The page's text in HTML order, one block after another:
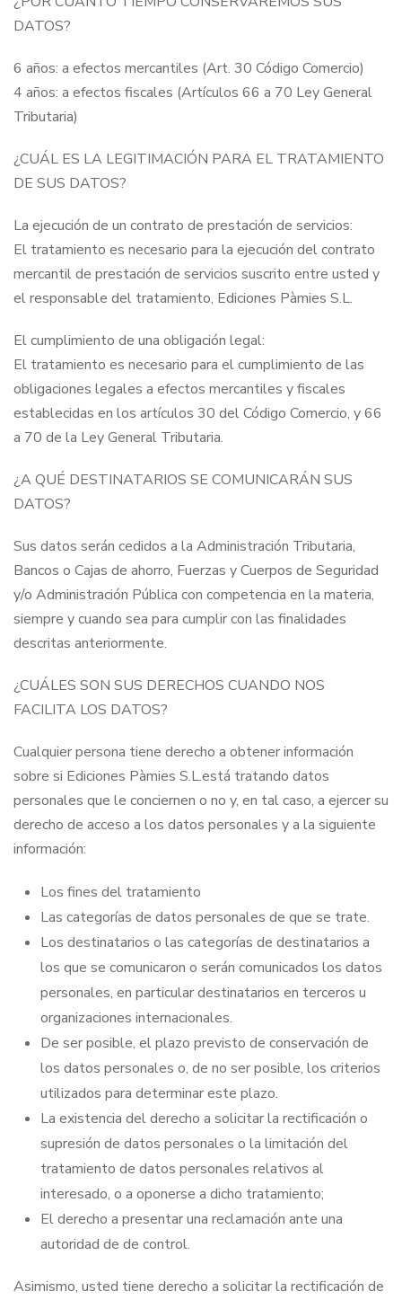
DATOS?
6 años: a efectos mercantiles (Art. 30 Código Comercio)
4 años: a efectos fiscales (Artículos 66 a 70 Ley General
Tributaria)
¿CUÁL ES LA LEGITIMACIÓN PARA EL TRATAMIENTO
DE SUS DATOS?
La ejecución de un contrato de prestación de servicios:
El tratamiento es necesario para la ejecución del contrato
mercantil de prestación de servicios suscrito entre usted y
el responsable del tratamiento, Ediciones Pàmies S.L.
El cumplimiento de una obligación legal:
El tratamiento es necesario para el cumplimiento de las
obligaciones legales a efectos mercantiles y fiscales
establecidas en los artículos 30 del Código Comercio, y 66
a 70 de la Ley General Tributaria.
¿A QUÉ DESTINATARIOS SE COMUNICARÁN SUS
DATOS?
Sus datos serán cedidos a la Administración Tributaria,
Bancos o Cajas de ahorro, Fuerzas y Cuerpos de Seguridad
y/o Administración Pública con competencia en la materia,
siempre y cuando sea para cumplir con las finalidades
descritas anteriormente.
¿CUÁLES SON SUS DERECHOS CUANDO NOS
FACILITA LOS DATOS?
Cualquier persona tiene derecho a obtener información
sobre si Ediciones Pàmies S.L.está tratando datos
personales que le conciernen o no y, en tal caso, a ejercer su
derecho de acceso a los datos personales y a la siguiente
información:
Los fines del tratamiento
Las categorías de datos personales de que se trate.
Los destinatarios o las categorías de destinatarios a
los que se comunicaron o serán comunicados los datos
personales, en particular destinatarios en terceros u
organizaciones internacionales.
De ser posible, el plazo previsto de conservación de
los datos personales o, de no ser posible, los criterios
utilizados para determinar este plazo.
La existencia del derecho a solicitar la rectificación o
supresión de datos personales o la limitación del
tratamiento de datos personales relativos al
interesado, o a oponerse a dicho tratamiento;
El derecho a presentar una reclamación ante una
autoridad de de control.
Asimismo, usted tiene derecho a solicitar la rectificación de